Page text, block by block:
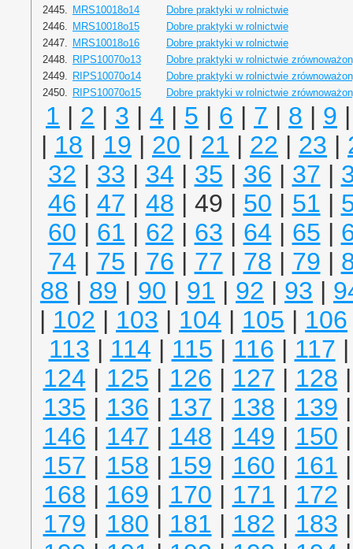
2445. MRS10018o14
Dobre praktyki w rolnictwie
2446. MRS10018o15
Dobre praktyki w rolnictwie
2447. MRS10018o16
Dobre praktyki w rolnictwie
2448. RIPS10070o13
Dobre praktyki w rolnictwie
2449. RIPS10070o14
Dobre praktyki w rolnictwie
2450. RIPS10070o15 Dobre praktyki w rolnictwie
1 | 2 | 3 | 4 | 5 | 6 | 7 | 8 | 9
| 18 | 19 | 20 | 21 | 22 | 23 |
32 | 33 | 34 | 35 | 36 | 37 |
46 | 47 | 48 | 49 | 50 | 51 |
60 | 61 | 62 | 63 | 64 | 65 |
74 | 75 | 76 | 77 | 78 | 79 |
88 | 89 | 90 | 91 | 92 | 93 |
| 102 | 103 | 104 | 105 | 106
113 | 114 | 115 | 116 | 117
124 | 125 | 126 | 127 | 128
135 | 136 | 137 | 138 | 139
146 | 147 | 148 | 149 | 150
157 | 158 | 159 | 160 | 161
168 | 169 | 170 | 171 | 172
179 | 180 | 181 | 182 | 183